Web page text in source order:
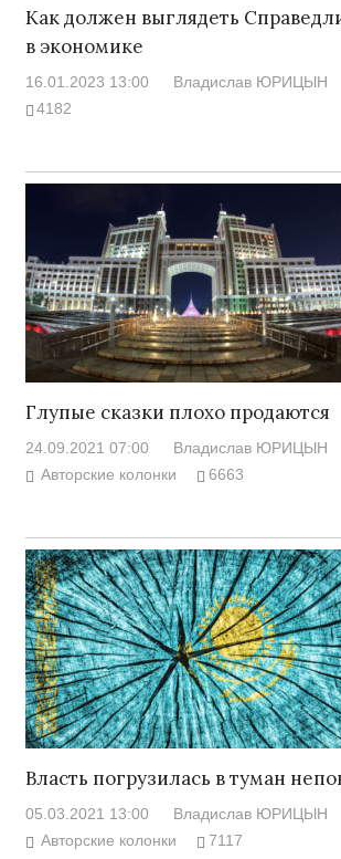
Как должен выглядеть
в экономике
16.01.2023 13:00 Владислав ЮРИЦЫН
4182
Глупые сказки плохо продаются
24.09.2021 07:00
Владислав ЮРИЦЫН
Авторские колонки
6663
Власть погрузилась в туман
05.03.2021 13:00
Владислав ЮРИЦЫН
Авторские колонки
7117